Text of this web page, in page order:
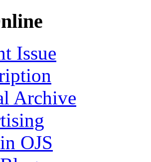
Issue
Archive
OJS